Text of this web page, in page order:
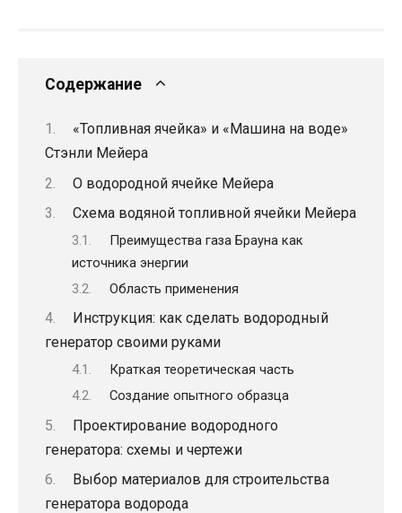
Содержание
«Топливная ячейка» и «Машина на воде»
Стэнли Мейера
О водородной ячейке Мейера
Схема водяной топливной ячейки Мейера
Преимущества газа Брауна как
источника энергии
Область применения
Инструкция: как сделать водородный
генератор своими руками
Краткая теоретическая часть
Создание опытного образца
Проектирование водородного
генератора: схемы и чертежи
Выбор материалов для строительства
генератора водорода